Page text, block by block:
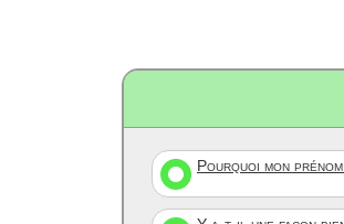
Pourquoi mon